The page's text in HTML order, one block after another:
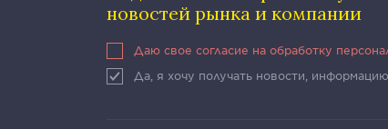
новостей рынка и компании
Даю свое согласие на обработку
Да, я хочу получать новости,